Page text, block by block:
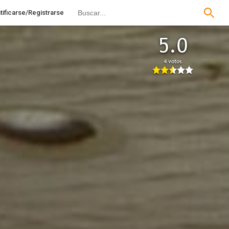
Registrarse
5.0
4 votos